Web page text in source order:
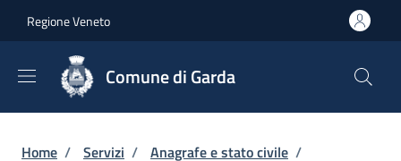
Regione Veneto
Comune di Garda
Briciole di pane
Home / Servizi / Anagrafe e stato civile /